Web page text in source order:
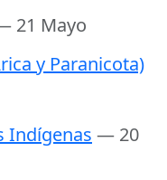
21 Mayo
y Paranicota)
Indígenas — 20